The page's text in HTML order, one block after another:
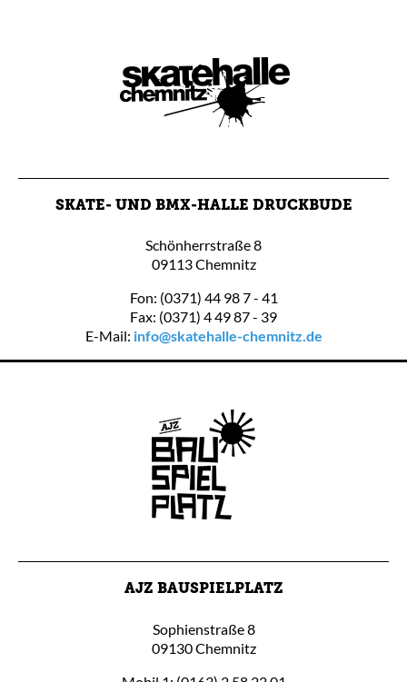
SKATE- UND BMX-HALLE DRUCKBUDE
Schönherrstraße 8
09113 Chemnitz
Fon: (0371) 44 98 7 - 41
Fax: (0371) 4 49 87 - 39
E-Mail: info@skatehalle-chemnitz.de
AJZ BAUSPIELPLATZ
Sophienstraße 8
09130 Chemnitz